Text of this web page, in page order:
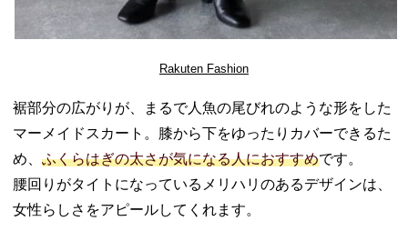
Rakuten Fashion
裾部分の広がりが、まるで人魚の尾びれのような形をした
マーメイドスカート。膝から下をゆったりカバーできるた
め、 ふくらはぎの太さが気になる人におすすめです。
腰回りがタイトになっているメリハリのあるデザインは、
女性らしさをアピールしてくれます。